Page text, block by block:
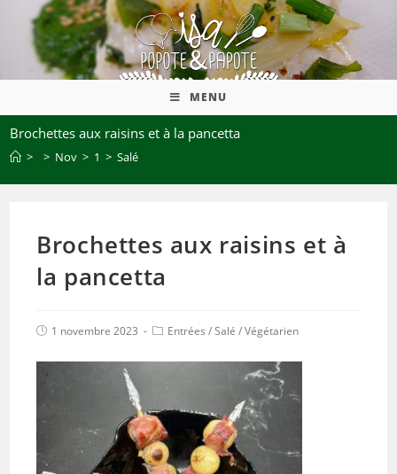
MENU
Brochettes aux raisins et à la pancetta
> > Nov > 1 > Salé
Brochettes aux raisins et à
la pancetta
1 novembre 2023 Entrées /Salé /Végétarien